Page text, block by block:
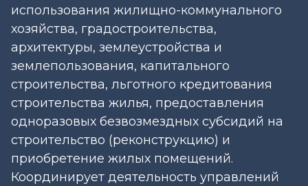
использования жилищно-коммунального
хозяйства, градостроительства,
архитектуры, землеустройства и
землепользования, капитального
строительства, льготного кредитования
строительства жилья, предоставления
одноразовых безвозмездных субсидий на
строительство (реконструкцию) и
приобретение жилых помещений.
Координирует деятельность управлений